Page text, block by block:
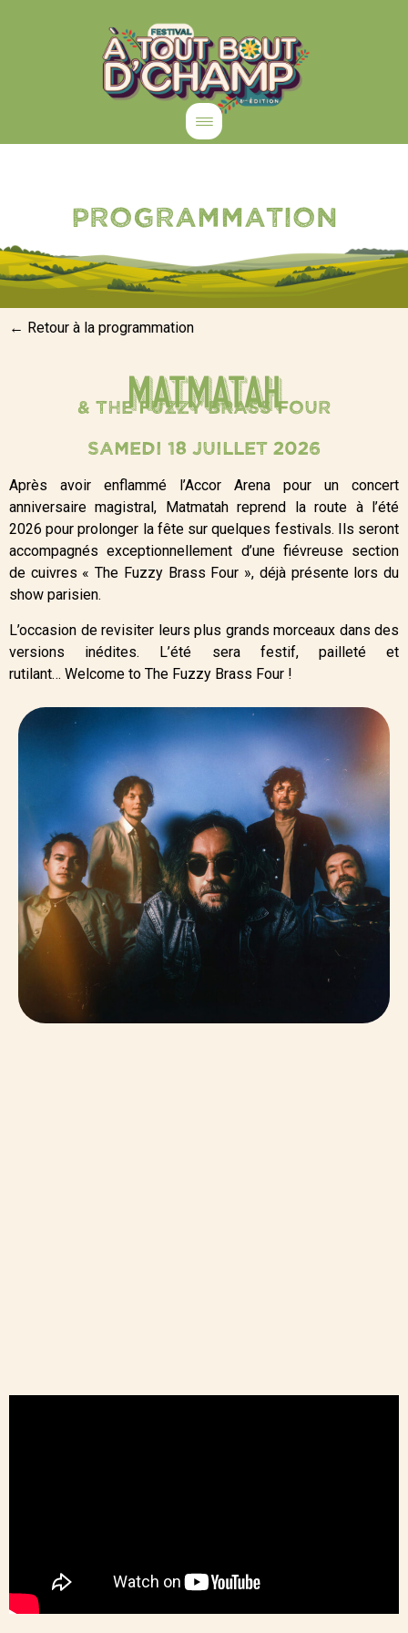
programmation
← Retour à la programmation
MATMATAH
& the fuzzy brass four
SAMEDI 18 JUILLET 2026
Après avoir enflammé l’Accor Arena pour un concert
anniversaire magistral, Matmatah reprend la route à l’été
2026 pour prolonger la fête sur quelques festivals. Ils seront
accompagnés exceptionnellement d’une fiévreuse section
de cuivres « The Fuzzy Brass Four », déjà présente lors du
show parisien.
L’occasion de revisiter leurs plus grands morceaux dans des
versions inédites. L’été sera festif, pailleté et
rutilant… Welcome to The Fuzzy Brass Four !